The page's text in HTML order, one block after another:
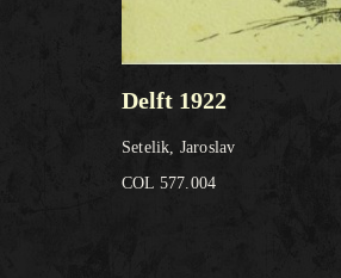
Delft 1922
Setelik, Jaroslav
COL 577.004